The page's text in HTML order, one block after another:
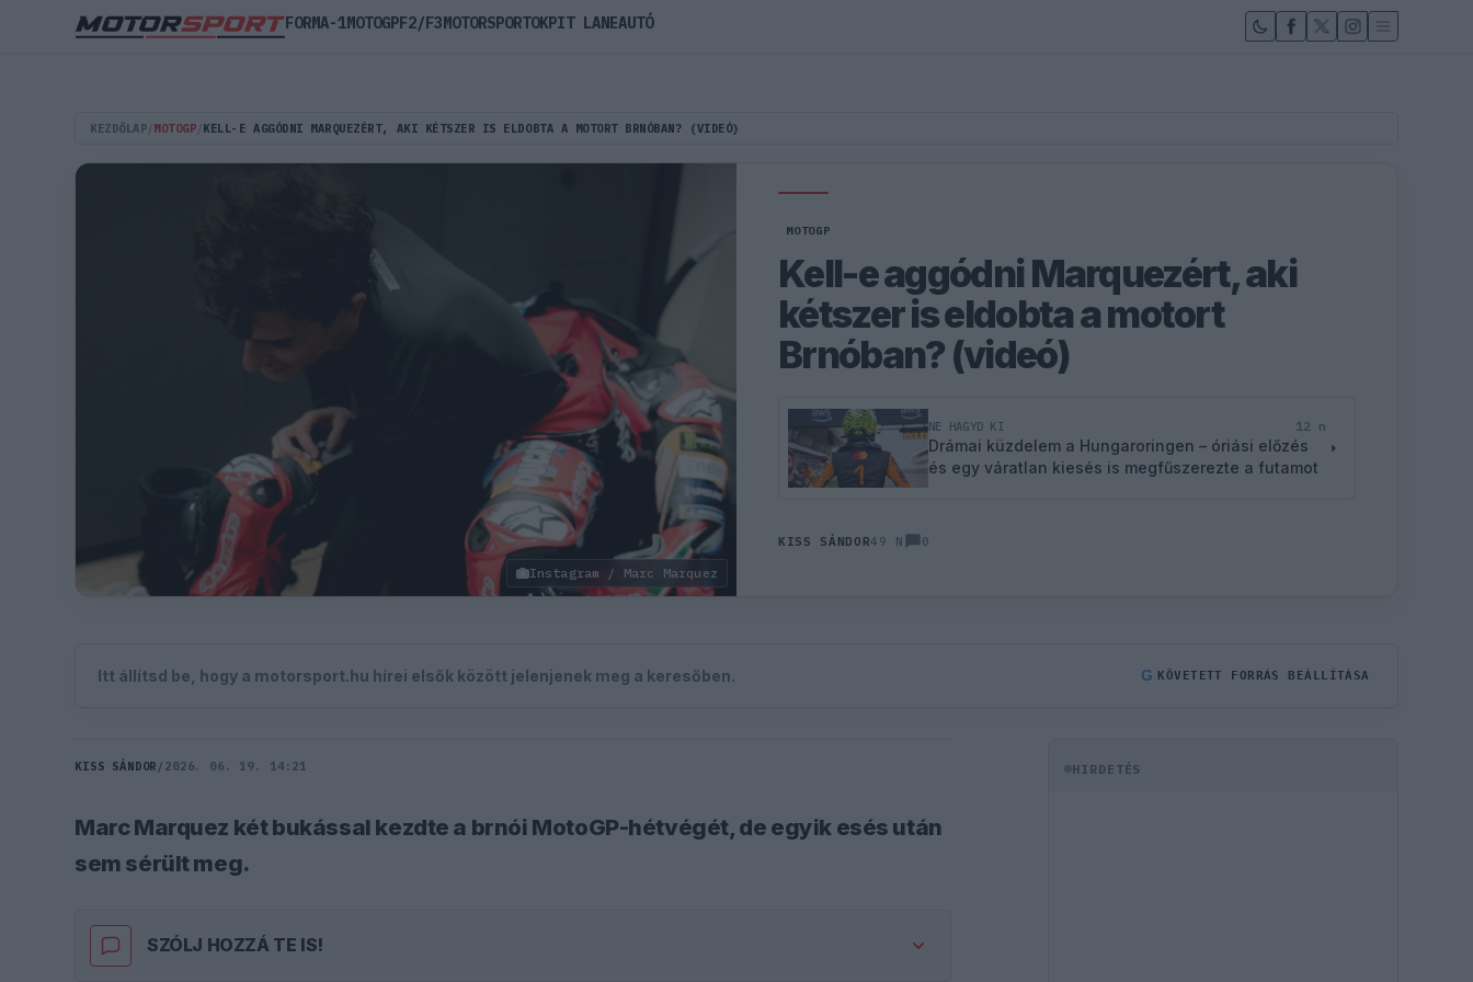
KEZDŐLAP MOTOGP KELL-E AGGÓDNI MARQUEZÉRT, AKI KÉTSZER IS ELDOBTA A MOTORT BRNÓBAN? (VIDEÓ)
Instagram / Marc Marquez
MOTOGP
Kell-e aggódni Marquezért, aki
kétszer is eldobta a motort
Brnóban? (videó)
NE HAGYD KI 12 n
Drámai küzdelem a Hungaroringen – óriási előzés
és egy váratlan kiesés is megfűszerezte a futamot
KISS SÁNDOR49 N 0
Itt állítsd be, hogy a motorsport.hu hírei elsők között jelenjenek meg a keresőben. G KÖVETETT FORRÁS BEÁLLÍTÁSA
KISS SÁNDOR / 2026. 06. 19. 14:21
Marc Marquez két bukással kezdte a brnói MotoGP-hétvégét, de egyik esés után
sem sérült meg.
SZÓLJ HOZZÁ TE IS!
HIRDETÉS
FORMA-1MOTOGPF2/F3MOTORSPORTOKPIT LANEAUTÓ